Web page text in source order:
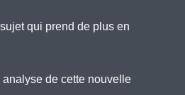
qui prend de plus en
de cette nouvelle